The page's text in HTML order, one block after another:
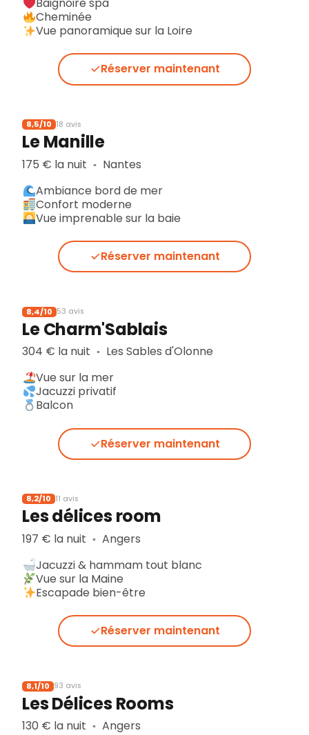
Cheminée
Vue panoramique sur la Loire
Réserver maintenant
8,5/10 18 avis
Le Manille
175 € la nuit ▪︎ Nantes
Ambiance bord de mer
Confort moderne
Vue imprenable sur la baie
Réserver maintenant
8,4/10 53 avis
Le Charm'Sablais
304 € la nuit ▪︎ Les Sables d'Olonne
Vue sur la mer
Jacuzzi privatif
Balcon
Réserver maintenant
8,2/10 11 avis
Les délices room
197 € la nuit ▪︎ Angers
Jacuzzi & hammam tout blanc
Vue sur la Maine
Escapade bien-être
Réserver maintenant
8,1/10 93 avis
Les Délices Rooms
130 € la nuit ▪︎ Angers